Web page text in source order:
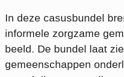
In deze casusbundel
informele zorgzame
beeld. De bundel laat
gemeenschappen